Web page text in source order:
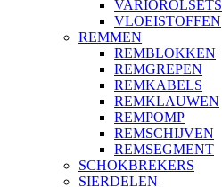
VARIOROLSETS
VLOEISTOFFEN
REMMEN
REMBLOKKEN
REMGREPEN
REMKABELS
REMKLAUWEN
REMPOMP
REMSCHIJVEN
REMSEGMENT
SCHOKBREKERS
SIERDELEN